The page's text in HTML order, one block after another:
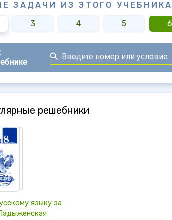
ЗАДАЧИ ИЗ ЭТОГО УЧЕБНИКА
3 4 5 6
решебники
языку за